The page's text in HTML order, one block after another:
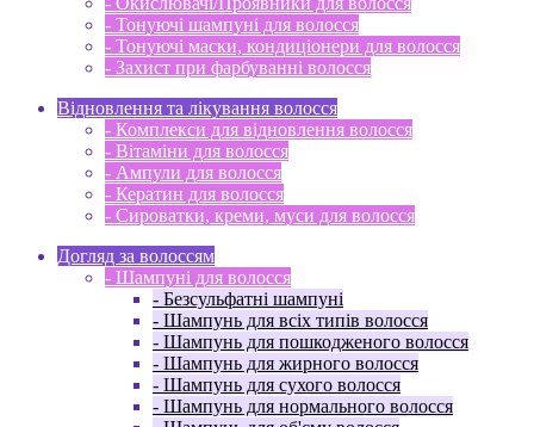
- Тонуючі шампуні для волосся
- Тонуючі маски, кондиціонери для волосся
- Захист при фарбуванні волосся
Відновлення та лікування волосся
- Комплекси для відновлення волосся
- Вітаміни для волосся
- Ампули для волосся
- Кератин для волосся
- Сироватки, креми, муси для волосся
Догляд за волоссям
- Шампуні для волосся
- Безсульфатні шампуні
- Шампунь для всіх типів волосся
- Шампунь для пошкодженого волосся
- Шампунь для жирного волосся
- Шампунь для сухого волосся
- Шампунь для нормального волосся